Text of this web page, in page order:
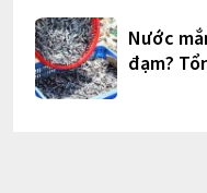
Nước
đạm?